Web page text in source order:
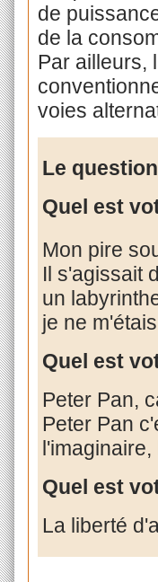
de
de la
Par ailleurs,
voies
Le
Quel est
Mon pire
Il s'agissait
un
je ne
Quel est
Peter Pan,
Peter Pan
l'imaginaire,
Quel est
La liberté